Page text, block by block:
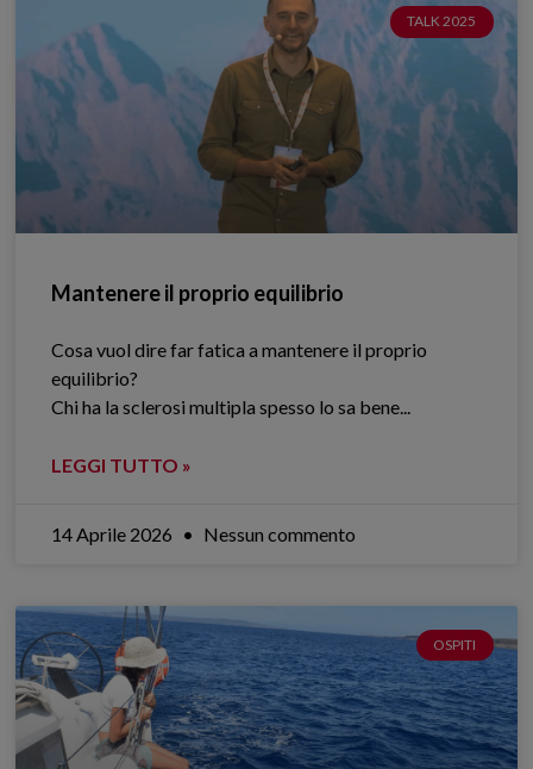
TALK 2025
Mantenere il proprio equilibrio
Cosa vuol dire far fatica a mantenere il proprio
equilibrio?
Chi ha la sclerosi multipla spesso lo sa bene.​..
LEGGI TUTTO »
14 Aprile 2026 Nessun commento
OSPITI